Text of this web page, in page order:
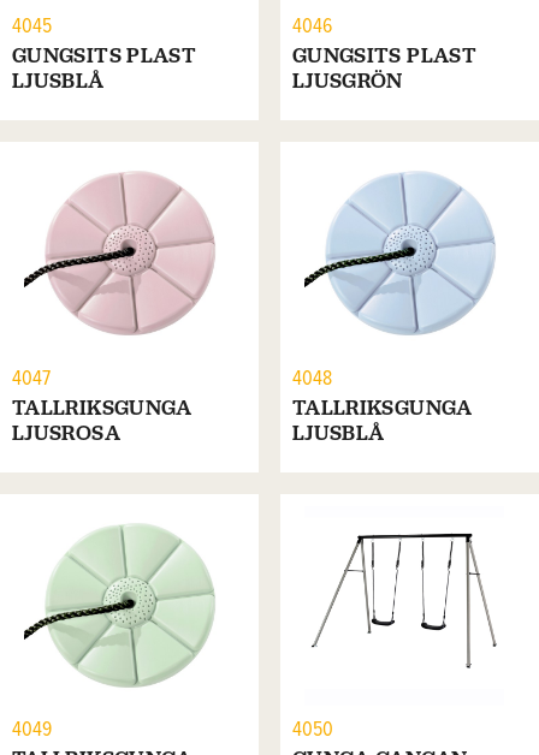
4045
GUNGSITS PLAST
LJUSBLÅ
4046
GUNGSITS PLAST
LJUSGRÖN
4047
TALLRIKSGUNGA
LJUSROSA
4048
TALLRIKSGUNGA
LJUSBLÅ
4049 4050